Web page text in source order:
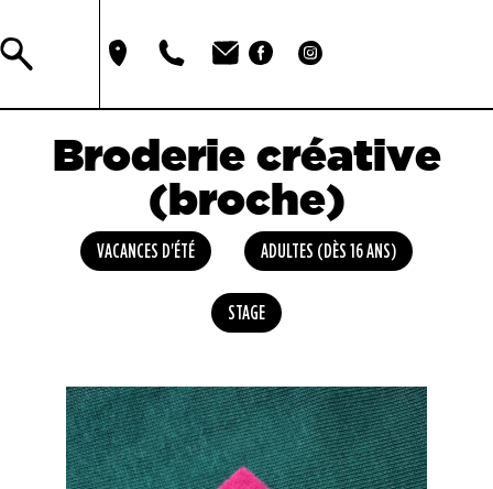
Broderie créative
(broche)
VACANCES D'ÉTÉ ADULTES (DÈS 16 ANS)
STAGE